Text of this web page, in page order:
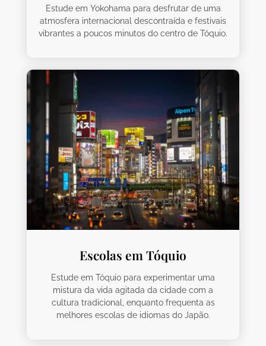
Estude em Yokohama para desfrutar de uma
atmosfera internacional descontraída e festivais
vibrantes a poucos minutos do centro de Tóquio.
Escolas em Tóquio
Estude em Tóquio para experimentar uma
mistura da vida agitada da cidade com a
cultura tradicional, enquanto frequenta as
melhores escolas de idiomas do Japão.